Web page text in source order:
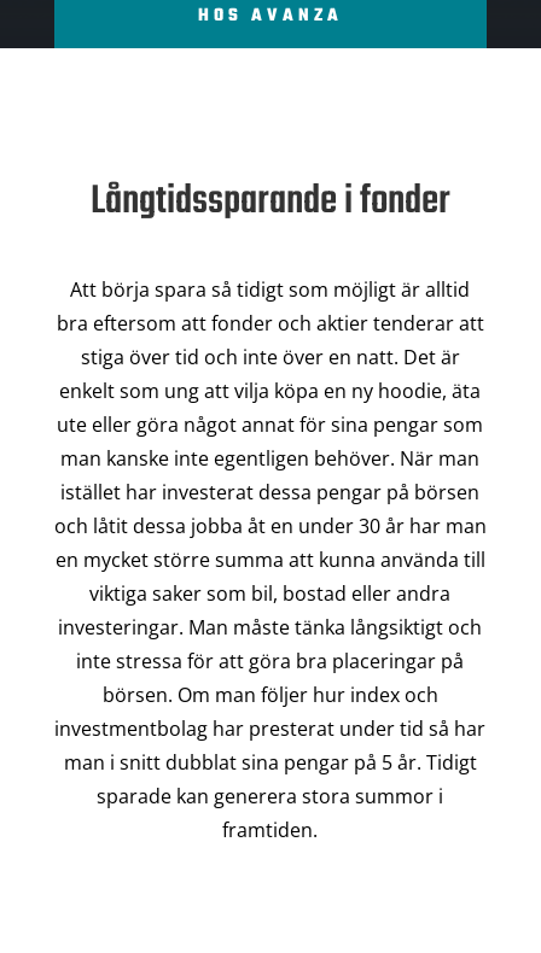
HOS AVANZA
Långtidssparande i fonder
Att börja spara så tidigt som möjligt är alltid
bra eftersom att fonder och aktier tenderar att
stiga över tid och inte över en natt. Det är
enkelt som ung att vilja köpa en ny hoodie, äta
ute eller göra något annat för sina pengar som
man kanske inte egentligen behöver. När man
istället har investerat dessa pengar på börsen
och låtit dessa jobba åt en under 30 år har man
en mycket större summa att kunna använda till
viktiga saker som bil, bostad eller andra
investeringar. Man måste tänka långsiktigt och
inte stressa för att göra bra placeringar på
börsen. Om man följer hur index och
investmentbolag har presterat under tid så har
man i snitt dubblat sina pengar på 5 år. Tidigt
sparade kan generera stora summor i
framtiden.